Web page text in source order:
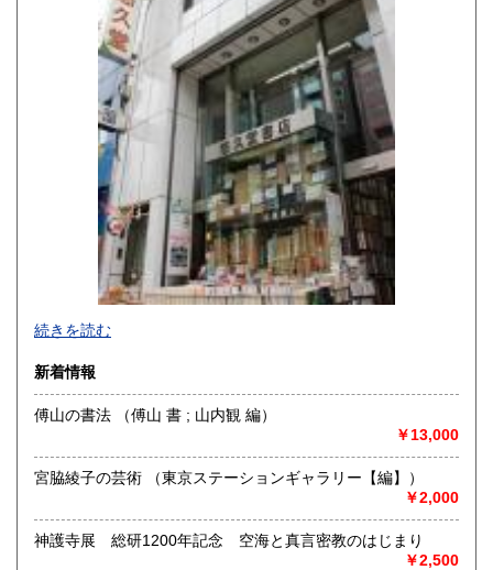
430円
神保町駅から靖国通り沿い右側を駿河台に向けて歩いていき
カーブに差し掛かると白いビルに悠久堂の看板が見えます。
通り沿いのショーケースには中国の美術書や美術全集が各種
店内には山岳書・料理書・書道・美術関係の本など趣味に関
する本が
続きを読む
新着情報
傅山の書法 （傅山 書 ; 山内観 編）
￥13,000
宮脇綾子の芸術 （東京ステーションギャラリー【編】）
￥2,000
神護寺展 総研1200年記念 空海と真言密教のはじまり
￥2,500